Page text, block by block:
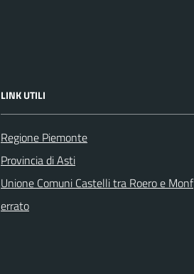
LINK UTILI
Regione Piemonte
Provincia di Asti
Unione Comuni Castelli tra Roero e Monf
errato